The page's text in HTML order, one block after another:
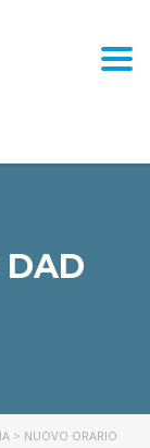
DAD
> NUOVO ORARIO